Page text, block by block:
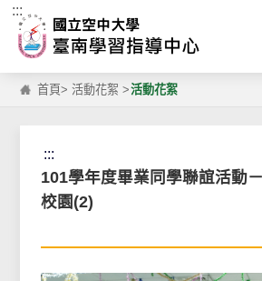
跳到主要內容區塊
:::
首頁>活動花絮 >活動花絮
:::
101學年度畢業同學聯誼活動
校園(2)